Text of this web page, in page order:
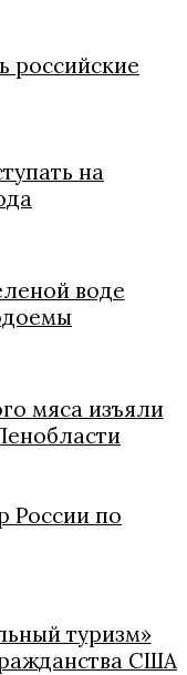
российские
на
воде
мяса изъяли
России по
туризм»
США